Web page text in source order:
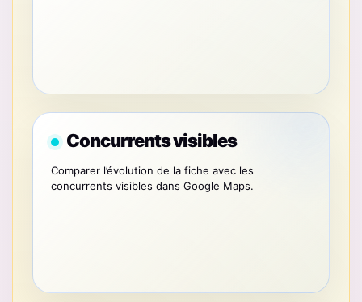
Concurrents visibles
Comparer l’évolution de la fiche avec les
concurrents visibles dans Google Maps.